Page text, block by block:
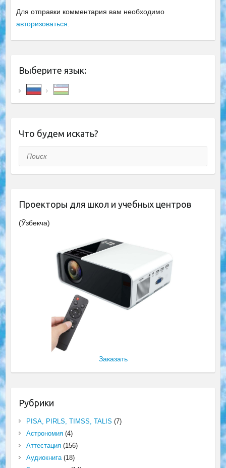
Для отправки комментария вам необходимо
авторизоваться
Выберите язык:
Что будем искать?
Поиск
Проекторы для школ и учебных центров
(Ўзбекча)
Заказать
Рубрики
PISA, PIRLS, TIMSS, TALIS (7)
Астрономия(4)
Аттестация(156)
Аудиокнига(18)